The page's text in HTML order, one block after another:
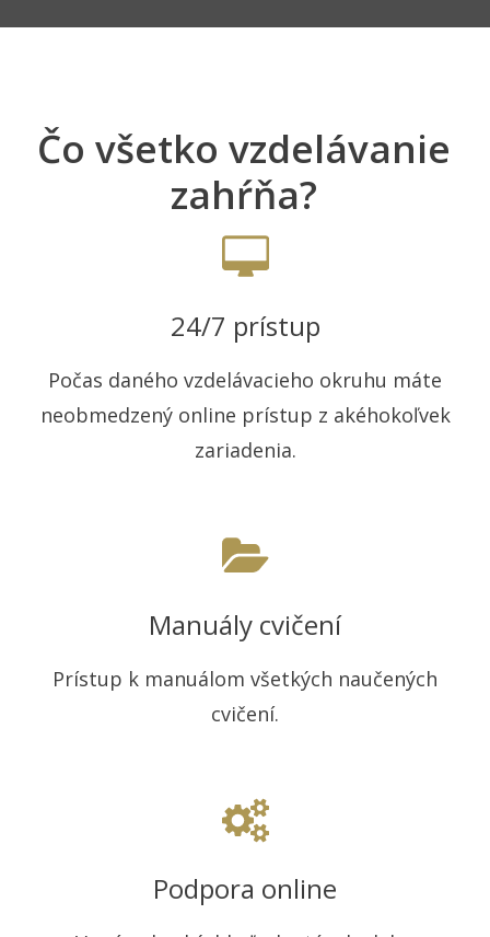
Čo všetko vzdelávanie
zahŕňa?
24/7 prístup
Počas daného vzdelávacieho okruhu máte
neobmedzený online prístup z akéhokoľvek
zariadenia.
Manuály cvičení
Prístup k manuálom všetkých naučených
cvičení.
Podpora online